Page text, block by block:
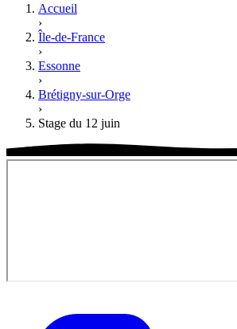
Accueil
›
Île-de-France
›
Essonne
›
Brétigny-sur-Orge
›
Stage du 12 juin